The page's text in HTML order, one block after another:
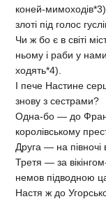
коней-
злоті під голос
Чи ж бо є в світі
ньому і раби у
ходять*4).
І пече Настине
знову з сестрами?
Одна-бо — до
королівському
Друга — на півночі
Третя — за
немов підводною
Настя ж до